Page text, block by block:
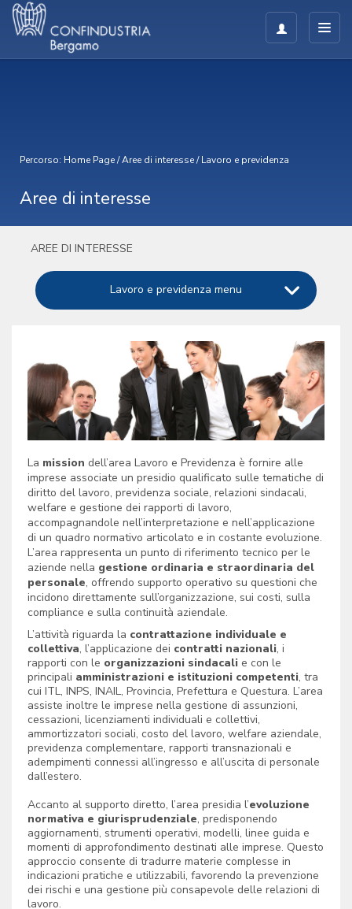
Percorso: Home Page/Aree di interesse/Lavoro e previdenza
Aree di interesse
AREE DI INTERESSE
Lavoro e previdenza menu
La mission dell’area Lavoro e Previdenza è fornire alle
imprese associate un presidio qualificato sulle tematiche di
diritto del lavoro, previdenza sociale, relazioni sindacali,
welfare e gestione dei rapporti di lavoro,
accompagnandole nell’interpretazione e nell’applicazione
di un quadro normativo articolato e in costante evoluzione.
L’area rappresenta un punto di riferimento tecnico per le
aziende nella gestione ordinaria e straordinaria del
personale, offrendo supporto operativo su questioni che
incidono direttamente sull’organizzazione, sui costi, sulla
compliance e sulla continuità aziendale.
L’attività riguarda la contrattazione individuale e
collettiva, l’applicazione dei contratti nazionali, i
rapporti con le organizzazioni sindacali e con le
principali amministrazioni e istituzioni competenti, tra
cui ITL, INPS, INAIL, Provincia, Prefettura e Questura. L’area
assiste inoltre le imprese nella gestione di assunzioni,
cessazioni, licenziamenti individuali e collettivi,
ammortizzatori sociali, costo del lavoro, welfare aziendale,
previdenza complementare, rapporti transnazionali e
adempimenti connessi all’ingresso e all’uscita di personale
dall’estero.
Accanto al supporto diretto, l’area presidia l’evoluzione
normativa e giurisprudenziale, predisponendo
aggiornamenti, strumenti operativi, modelli, linee guida e
momenti di approfondimento destinati alle imprese. Questo
approccio consente di tradurre materie complesse in
indicazioni pratiche e utilizzabili, favorendo la prevenzione
dei rischi e una gestione più consapevole delle relazioni di
lavoro.